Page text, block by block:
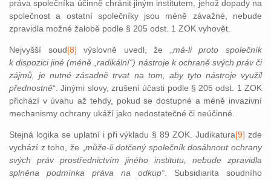
práva společníka účinně chránit jiným institutem, jehož dopady na
společnost a ostatní společníky jsou méně závažné, nebude
zpravidla možné žalobě podle § 205 odst. 1 ZOK vyhovět.
Nejvyšší soud[8] výslovně uvedl, že „ má-li proto společník
k dispozici jiné (méně „radikální“) nástroje k ochraně svých práv či
zájmů, je nutné zásadně trvat na tom, aby tyto nástroje využil
přednostně“. Jinými slovy, zrušení účasti podle § 205 odst. 1 ZOK
přichází v úvahu až tehdy, pokud se dostupné a méně invazivní
mechanismy ochrany ukáží jako nedostatečné či neúčinné.
Stejná logika se uplatní i při výkladu § 89 ZOK. Judikatura[9] zde
vychází z toho, že „ může-li dotčený společník dosáhnout ochrany
svých práv prostřednictvím jiného institutu, nebude zpravidla
splněna podmínka práva na odkup“ . Subsidiarita soudního